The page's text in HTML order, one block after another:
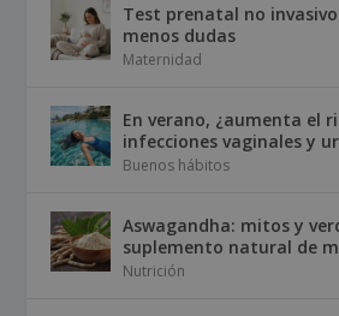
Test prenatal no
menos dudas
Maternidad
En verano, ¿aumenta el
infecciones vaginales y
Buenos hábitos
Aswagandha: mitos y
suplemento natural de
Nutrición